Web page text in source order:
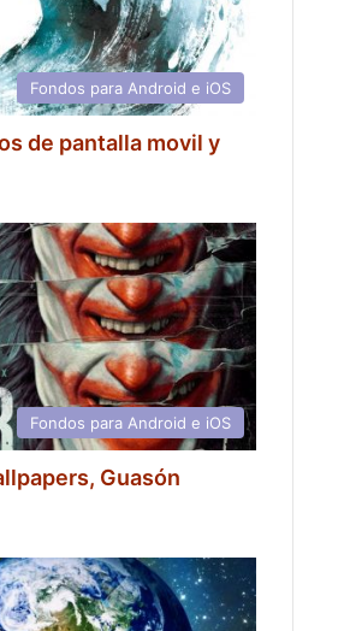
Fondos para Android e iOS
de pantalla movil y
Fondos para Android e iOS
Guasón